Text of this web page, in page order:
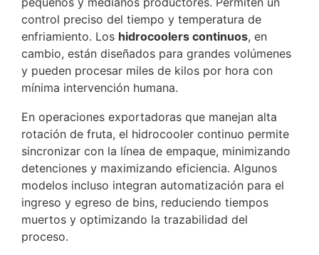
control preciso del tiempo y temperatura de
enfriamiento. Los hidrocoolers continuos, en
cambio, están diseñados para grandes volúmenes
y pueden procesar miles de kilos por hora con
mínima intervención humana.
En operaciones exportadoras que manejan alta
rotación de fruta, el hidrocooler continuo permite
sincronizar con la línea de empaque, minimizando
detenciones y maximizando eficiencia. Algunos
modelos incluso integran automatización para el
ingreso y egreso de bins, reduciendo tiempos
muertos y optimizando la trazabilidad del
proceso.